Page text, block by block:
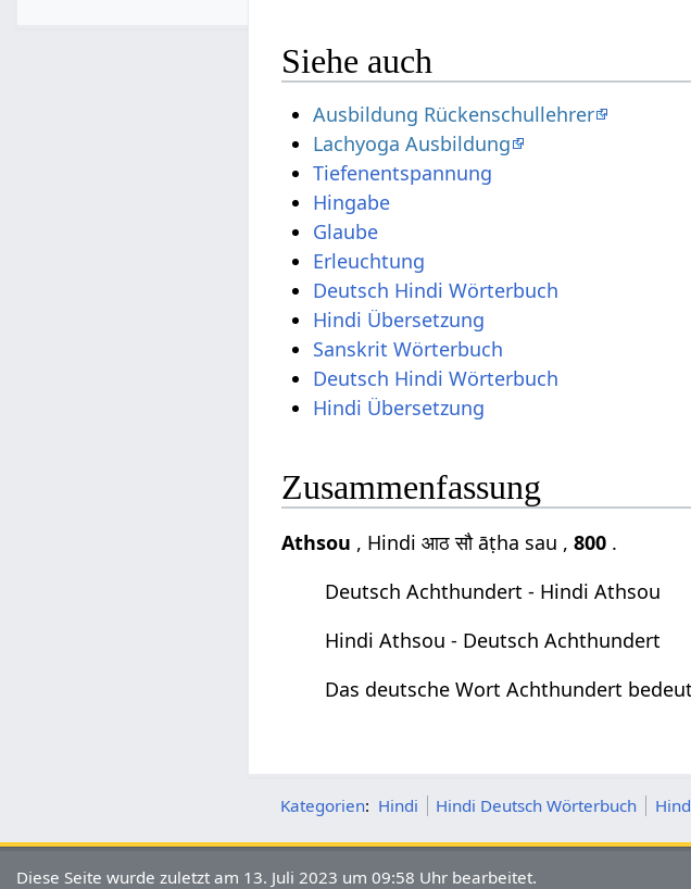
Siehe auch
Ausbildung Rückenschullehrer
Lachyoga Ausbildung
Tiefenentspannung
Hingabe
Glaube
Erleuchtung
Deutsch Hindi Wörterbuch
Hindi Übersetzung
Sanskrit Wörterbuch
Deutsch Hindi Wörterbuch
Hindi Übersetzung
Zusammenfassung
Athsou , Hindi आठ सौ āṭha sau ,800 .
Deutsch Achthundert - Hindi Athsou
Hindi Athsou - Deutsch Achthundert
Das deutsche Wort Achthundert
Kategorien: Hindi Hindi Deutsch Wörterbuch
Diese Seite wurde zuletzt am 13. Juli 2023 um 09:58 Uhr bearbeitet.